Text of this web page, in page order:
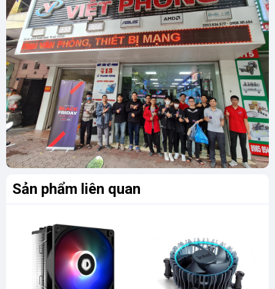
Sản phẩm liên quan